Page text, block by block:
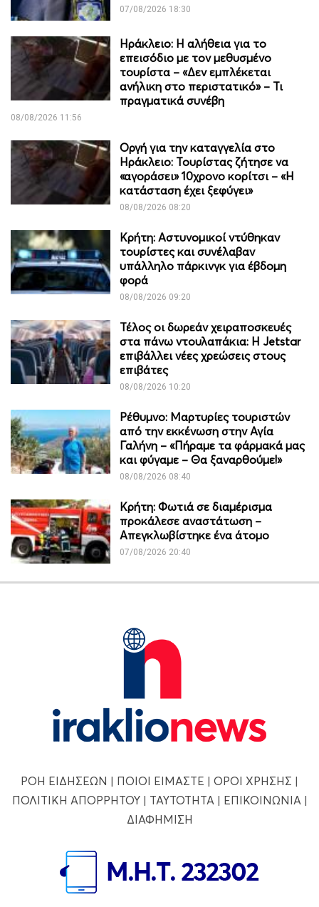
07/08/2026 18:30
Ηράκλειο: Η αλήθεια για το
επεισόδιο με τον μεθυσμένο
τουρίστα – «Δεν εμπλέκεται
ανήλικη στο περιστατικό» – Τι
πραγματικά συνέβη
08/08/2026 11:56
Οργή για την καταγγελία στο
Ηράκλειο: Τουρίστας ζήτησε να
«αγοράσει» 10χρονο κορίτσι – «Η
κατάσταση έχει ξεφύγει»
08/08/2026 08:20
Κρήτη: Αστυνομικοί ντύθηκαν
τουρίστες και συνέλαβαν
υπάλληλο πάρκινγκ για έβδομη
φορά
08/08/2026 09:20
Τέλος οι δωρεάν χειραποσκευές
στα πάνω ντουλαπάκια: Η Jetstar
επιβάλλει νέες χρεώσεις στους
επιβάτες
08/08/2026 10:20
Ρέθυμνο: Μαρτυρίες τουριστών
από την εκκένωση στην Αγία
Γαλήνη – «Πήραμε τα φάρμακά μας
και φύγαμε – Θα ξαναρθούμε!»
08/08/2026 08:40
Κρήτη: Φωτιά σε διαμέρισμα
προκάλεσε αναστάτωση –
Απεγκλωβίστηκε ένα άτομο
07/08/2026 20:40
ΡΟΗ ΕΙΔΗΣΕΩΝ | ΠΟΙΟΙ ΕΙΜΑΣΤΕ | ΟΡΟΙ ΧΡΗΣΗΣ |
ΠΟΛΙΤΙΚΗ ΑΠΟΡΡΗΤΟΥ| ΤΑΥΤΟΤΗΤΑ | ΕΠΙΚΟΙΝΩΝΙΑ |
ΔΙΑΦΗΜΙΣΗ